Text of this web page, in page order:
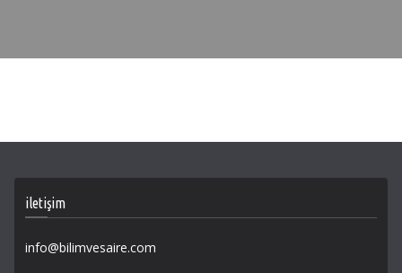
iletişim
info@bilimvesaire.com